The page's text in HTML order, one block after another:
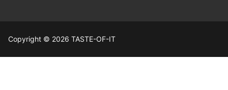
Copyright © 2026 TASTE-OF-IT